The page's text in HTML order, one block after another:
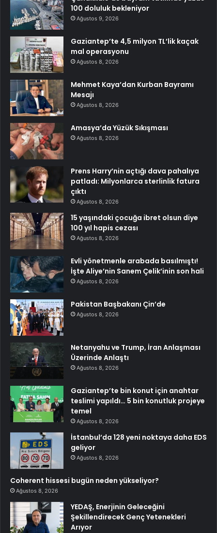
100 doluluk bekleniyor
Ağustos 9, 2026
Gaziantep’te 4,5 milyon TL’lik kaçak
mal operasyonu
Ağustos 8, 2026
Mehmet Kaya’dan Kurban Bayramı
Mesajı
Ağustos 8, 2026
Amasya’da Yüzük Sıkışması
Ağustos 8, 2026
Prens Harry’nin açtığı dava pahalıya
patladı: Milyonlarca sterlinlik fatura
çıktı
Ağustos 8, 2026
15 yaşındaki çocuğa ibret olsun diye
100 yıl hapis cezası
Ağustos 8, 2026
Evli yönetmenle arabada basılmıştı!
İşte Aliye’nin Sanem Çelik’inin son hali
Ağustos 8, 2026
Pakistan Başbakanı Çin’de
Ağustos 8, 2026
Netanyahu ve Trump, İran Anlaşması
Üzerinde Anlaştı
Ağustos 8, 2026
Gaziantep’te bin konut için anahtar
teslimi yapıldı… 5 bin konutluk projeye
temel
Ağustos 8, 2026
İstanbul’da 128 yeni noktaya daha EDS
geliyor
Ağustos 8, 2026
Coherent hissesi bugün neden yükseliyor?
Ağustos 8, 2026
YEDAŞ, Enerjinin Geleceğini
Şekillendirecek Genç Yetenekleri
Arıyor